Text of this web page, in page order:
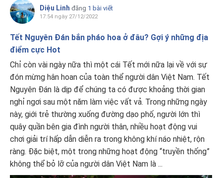
Diệu Linh đăng 1 bài viết
17:54 ngày 27/12/2022
Tết Nguyên Đán bắn pháo hoa ở đâu? Gợi ý những địa
điểm cực Hot
Chỉ còn vài ngày nữa thì một cái Tết mới nữa lại về với sự
đón mừng hân hoan của toàn thể người dân Việt Nam. Tết
Nguyên Đán là dịp để chúng ta có được khoảng thời gian
nghỉ ngơi sau một năm làm việc vất vả. Trong những ngày
này, giới trẻ thường xuống đường dạo phố, người lớn thì
quây quần bên gia đình người thân, nhiều hoạt động vui
chơi giải trí hấp dẫn diễn ra trong không khí náo nhiệt, rộn
ràng. Đặc biệt, một trong những hoạt động “truyền thống”
không thể bỏ lỡ của người dân Việt Nam là ...